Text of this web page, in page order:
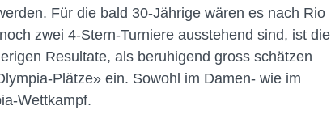
Für die bald 30-Jährige wären es nach Rio
zwei 4-Stern-Turniere ausstehend sind, ist die
Resultate, als beruhigend gross schätzen
Plätze» ein. Sowohl im Damen- wie im
Wettkampf.